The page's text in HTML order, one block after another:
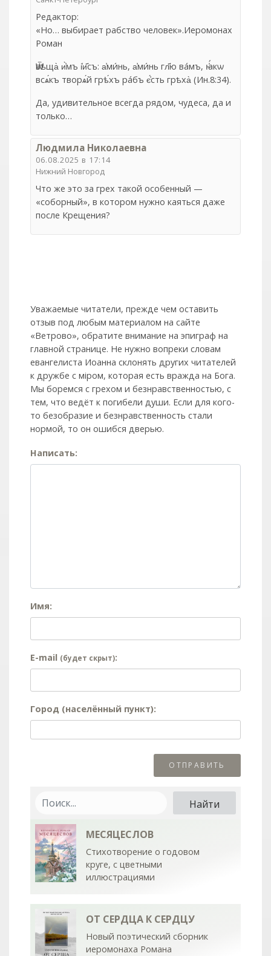
Редактор:
«Но… выбирает рабство человек».Иеромонах
Роман
Ѿвѣща̀ и҆̀мъ і҆и҃съ: а҆ми́нь, а҆ми́нь гл҃ю ва́мъ, ꙗ҆́кѡ
всѧ́къ творѧ́й грѣ́хъ ра́бъ є҆́сть грѣха̀ (Ин.8:34).
Да, удивительное всегда рядом, чудеса, да и
только…
Людмила Николаевна
06.08.2025 в 17:14
Нижний Новгород
Что же это за грех такой особенный —
«соборный», в котором нужно каяться даже
после Крещения?
Уважаемые читатели, прежде чем оставить
отзыв под любым материалом на сайте
«Ветрово», обратите внимание на эпиграф на
главной странице. Не нужно вопреки словам
евангелиста Иоанна склонять других читателей
к дружбе с мiром, которая есть вражда на Бога.
Мы боремся с грехом и без­нрав­ствен­ностью, с
тем, что ведёт к погибели души. Если для кого-
то безобразие и безнравственность стали
нормой, то он ошибся дверью.
Написать:
Имя:
E-mail (будет скрыт):
Город (населённый пункт):
МЕСЯЦЕСЛОВ
Стихотворение о годовом
круге, с цветными
иллюстрациями
ОТ СЕРДЦА К СЕРДЦУ
Новый поэтический сборник
иеромонаха Романа